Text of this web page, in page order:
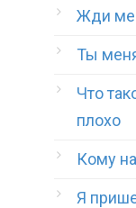
Жди
Ты
Что
плохо
Кому
Я